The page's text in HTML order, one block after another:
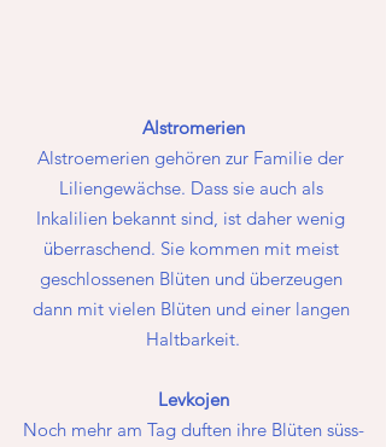
Alstromerien
Alstroemerien gehören zur Familie der
Liliengewächse. Dass sie auch als
Inkalilien bekannt sind, ist daher wenig
überraschend. Sie kommen mit meist
geschlossenen Blüten und überzeugen
dann mit vielen Blüten und einer langen
Haltbarkeit.
Levkojen
Noch mehr am Tag duften ihre Blüten süss-